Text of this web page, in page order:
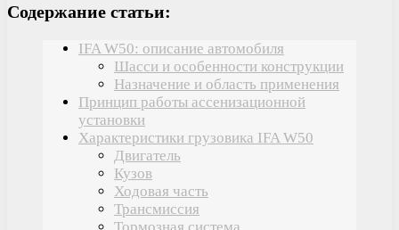
Содержание статьи:
IFA W50: описание автомобиля
Шасси и особенности конструкции
Назначение и область применения
Принцип работы ассенизационной
установки
Характеристики грузовика IFA W50
Двигатель
Кузов
Ходовая часть
Трансмиссия
Тормозная система